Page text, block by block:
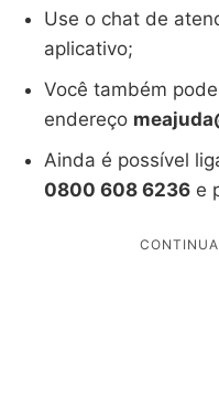
Use o chat de
aplicativo;
Você também
endereço
Ainda é possível
0800 608 6236 e